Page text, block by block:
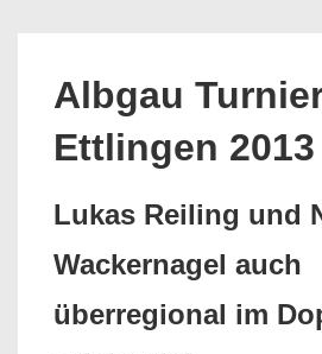
Albgau
Ettlingen 2013
Lukas Reiling und
Wackernagel auch
überregional im